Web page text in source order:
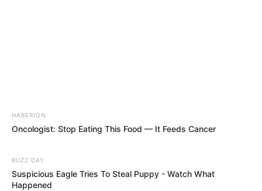
HABERION
Oncologist: Stop Eating This Food — It Feeds Cancer
BUZZ DAY
Suspicious Eagle Tries To Steal Puppy - Watch What
Happened